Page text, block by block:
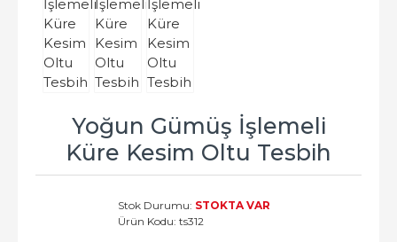
Yoğun Gümüş İşlemeli
Küre Kesim Oltu Tesbih
Stok Durumu: STOKTA VAR
Ürün Kodu: ts312